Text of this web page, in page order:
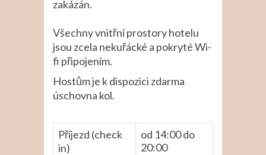
zakázán.
Všechny vnitřní prostory hotelu
jsou zcela nekuřácké a pokryté Wi-
fi připojením.
Hostům je k dispozici zdarma
úschovna kol.
Příjezd (check
in)
od 14:00 do
20:00